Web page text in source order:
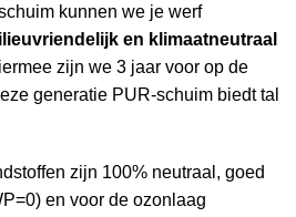
kunnen we je werf
en klimaatneutraal
zijn we 3 jaar voor op de
generatie PUR-schuim biedt tal
zijn 100% neutraal, goed
en voor de ozonlaag